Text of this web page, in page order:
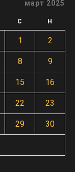
март 2025
С Н
1 2
8 9
15 16
22 23
29 30